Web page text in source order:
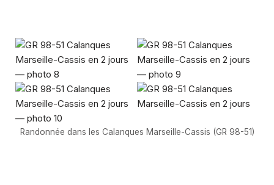
Randonnée dans les Calanques Marseille-Cassis (GR 98-51)